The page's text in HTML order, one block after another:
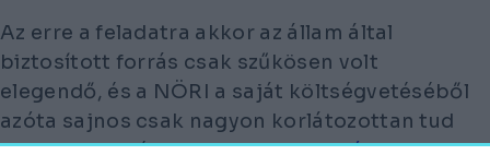
Az erre a feladatra akkor az állam által
biztosított forrás csak szűkösen volt
elegendő, és a NÖRI a saját költségvetéséből
azóta sajnos csak nagyon korlátozottan tud
itteni fejlesztésekre, rekonstrukciókra